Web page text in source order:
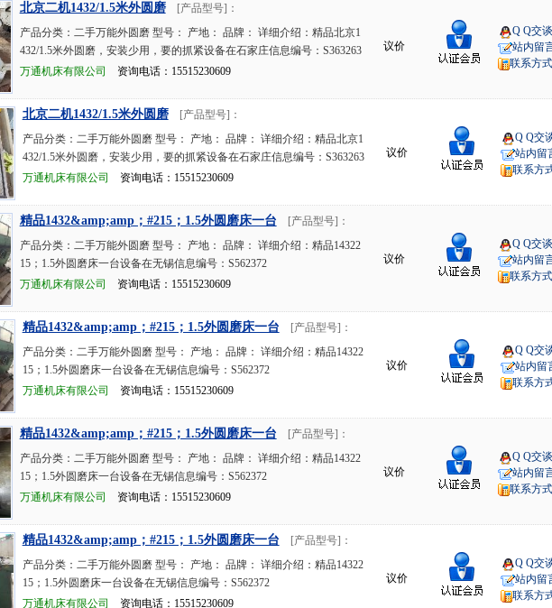
北京二机1432/1.5米外圆磨
[产品型号]：
产品分类：二手万能外圆磨 型号： 产地： 品牌： 详细介绍：精品北京1
432/1.5米外圆磨，安装少用，要的抓紧设备在石家庄信息编号：S363263
万通机床有限公司
资询电话：15515230609
议价
Q Q交谈
站内留
联系方式
北京二机1432/1.5米外圆磨
[产品型号]：
产品分类：二手万能外圆磨 型号： 产地： 品牌： 详细介绍：精品北京1
432/1.5米外圆磨，安装少用，要的抓紧设备在石家庄信息编号：S363263
万通机床有限公司
资询电话：15515230609
议价
Q Q交
站内留
联系方
精品1432&amp;amp；#215；1.5外圆磨床一台
[产品型号]：
产品分类：二手万能外圆磨 型号： 产地： 品牌： 详细介绍：精品14322
15；1.5外圆磨床一台设备在无锡信息编号：S562372
万通机床有限公司
资询电话：15515230609
议价
Q Q交谈
站内留
联系方式
精品1432&amp;amp；#215；1.5外圆磨床一台
[产品型号]：
产品分类：二手万能外圆磨 型号： 产地： 品牌： 详细介绍：精品14322
15；1.5外圆磨床一台设备在无锡信息编号：S562372
万通机床有限公司
资询电话：15515230609
议价
Q Q交
站内留
联系方
精品1432&amp;amp；#215；1.5外圆磨床一台
[产品型号]：
产品分类：二手万能外圆磨 型号： 产地： 品牌： 详细介绍：精品14322
15；1.5外圆磨床一台设备在无锡信息编号：S562372
万通机床有限公司
资询电话：15515230609
议价
Q Q交谈
站内留
联系方式
精品1432&amp;amp；#215；1.5外圆磨床一台
[产品型号]：
产品分类：二手万能外圆磨 型号： 产地： 品牌： 详细介绍：精品14322
15；1.5外圆磨床一台设备在无锡信息编号：S562372
万通机床有限公司
资询电话：15515230609
议价
Q Q交
站内留
联系方